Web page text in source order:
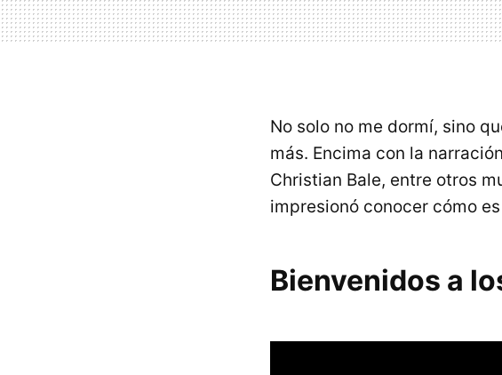
No solo no me dormí, sino
más. Encima con la
Christian Bale, entre otros
impresionó conocer cómo
Bienvenidos a